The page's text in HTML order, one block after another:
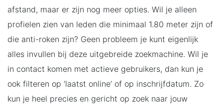
afstand, maar er zijn nog meer opties. Wil je alleen
profielen zien van leden die minimaal 1.80 meter zijn of
die anti-roken zijn? Geen probleem je kunt eigenlijk
alles invullen bij deze uitgebreide zoekmachine. Wil je
in contact komen met actieve gebruikers, dan kun je
ook filteren op ‘laatst online’ of op inschrijfdatum. Zo
kun je heel precies en gericht op zoek naar jouw